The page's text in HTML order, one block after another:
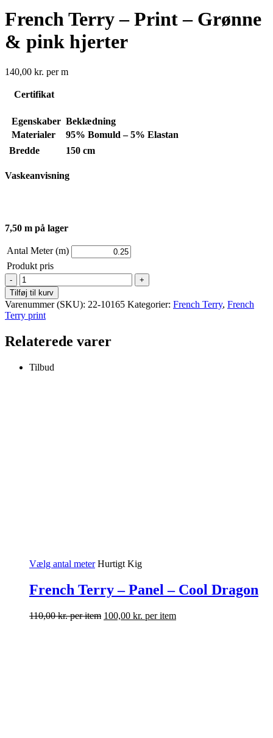
French Terry – Print – Grønne
& pink hjerter
140,00 kr. per m
Certifikat
Egenskaber Beklædning
Materialer
95% Bomuld – 5% Elastan
Bredde
150 cm
Vaskeanvisning
7,50 m på lager
Antal Meter (m)
Produkt pris
French
Terry
-
Print
-
&
hjerter
Tilføj til kurv
Varenummer (SKU): 22-10165 Kategorier: French Terry, French
Terry print
Relaterede varer
Tilbud
Vælg antal meter Hurtigt Kig
French Terry – Panel – Cool Dragon
110,00kr.per item 100,00 kr. per item